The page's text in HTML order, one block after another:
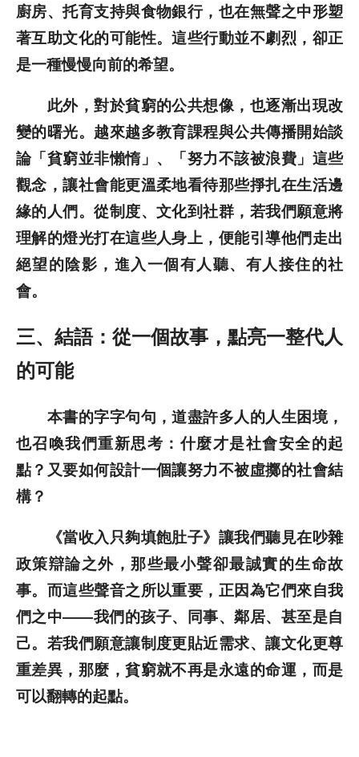
廚房、托育支持與食物銀行，也在無聲之中形塑
著互助文化的可能性。這些行動並不劇烈，卻正
是一種慢慢向前的希望。
此外，對於貧窮的公共想像，也逐漸出現改
變的曙光。越來越多教育課程與公共傳播開始談
論「貧窮並非懶惰」、「努力不該被浪費」這些
觀念，讓社會能更溫柔地看待那些掙扎在生活邊
緣的人們。從制度、文化到社群，若我們願意將
理解的燈光打在這些人身上，便能引導他們走出
絕望的陰影，進入一個有人聽、有人接住的社
會。
三、結語：從一個故事，點亮一整代人
的可能
本書的字字句句，道盡許多人的人生困境，
也召喚我們重新思考：什麼才是社會安全的起
點？又要如何設計一個讓努力不被虛擲的社會結
構？
《當收入只夠填飽肚子》讓我們聽見在吵雜
政策辯論之外，那些最小聲卻最誠實的生命故
事。而這些聲音之所以重要，正因為它們來自我
們之中——我們的孩子、同事、鄰居、甚至是自
己。若我們願意讓制度更貼近需求、讓文化更尊
重差異，那麼，貧窮就不再是永遠的命運，而是
可以翻轉的起點。